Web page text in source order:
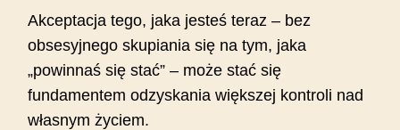
Akceptacja tego, jaka jesteś teraz – bez
obsesyjnego skupiania się na tym, jaka
„powinnaś się stać” – może stać się
fundamentem odzyskania większej kontroli nad
własnym życiem.